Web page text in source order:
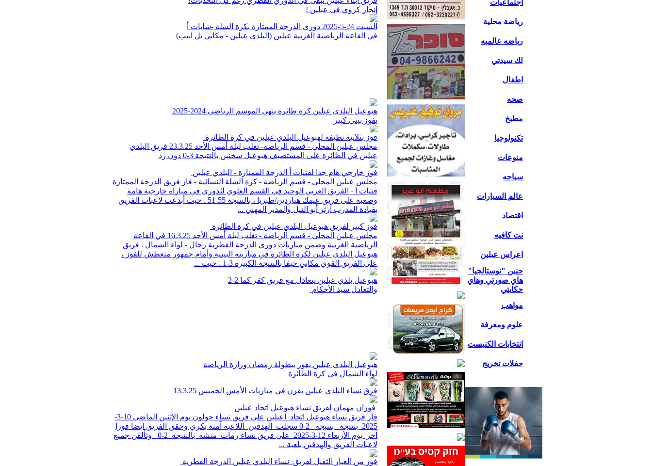
اجتماعيات
رياضة محلية
رياضه عالميه
لك سيدتي
اطفال
صحه
مطبخ
تكنولوجيا
منوعات
سياحه
عالم السيارات
اقتصاد
نت كافيه
اعراس عبلين
حنين "نوستالجيا"
هاي صورتي وهاي
حكايتي
مواهب
علوم ومعرفة
انتخابات الكنيست
حفلات تخريج
إنجاز كروي في عبلين !
السبت 24-5-2025 دوري الدرجة الممتازة بكرة السلة -شابات أ
في القاعة الرياضية الغربية عبلين (البلدي عبلين - مكابي تل ابيب)
هبوعيل البلدي عبلين كرة طائرة ينهي الموسم الرياضي 2024-2025
بفوز بيتي كبير
فوز بثلاثية نظيفة لهبوعيل البلدي عبلين في كرة الطائرة
مجلس عبلين المحلي - قسم الرياضة- تغلب ليلة أمس الأحد 23.3.25 فريق البلدي
عبلين في الطائرة على المستضيف هبوعيل سخنين بالنتيجة 3-0 دون رد
فوز خارجي هام جدا لفتيات أ الدرجة الممتازة - البلدي عبلين
مجلس عبلين المحلي - قسم الرياضة - كرة السلة النسائية - فاز فريق الدرجة الممتازة
فتيات أ - الفريق العربي الوحيد في القسم العلوي للدوري في مباراة خارجية هامة
وصعبة على فريق عيمك هياردين/طبريا ، بالنتيجة 55-51 . حيث أبدعت لاعبات الفريق
بقيادة المدرب آرثر أبو النيل والمدير المهني ...
فوز كبير لفريق هبوعيل البلدي عبلين في كرة الطائرة
مجلس عبلين المحلي - قسم الرياضة - تغلب ليلة أمس الأحد 16.3.25 في القاعة
الرياضية الغربية وضمن مباريات دوري الدرجة القطرية رجال - لواء الشمال . فريق
هبوعيل البلدي عبلين لكرة الطائرة في مباريته البيتية وأمام جمهور متعطش للفوز ،
على الفريق القوي مكابي حيفا بالنتيجة الكبيرة 3-1 . حيث ...
هبوعيل بلدي عبلين يتعادل مع فريق كفر كما 2-2
والتعادل سيد الأحكام
هبوعيل البلدي عبلين يفوز ببطولة رمضان وزارة الرياضة
لواء الشمال في كرة الطائرة
فرق نساء البلدي عبلين يفزن في مباريات الأمس الخميس 13.3.25
فوزان مهمان لفريق نساء هبوعيل اتحاد عبلين
فاز فريق نساء هبوعيل اتحاد اعبلين على فريق نساء حولون يوم الإثنين الماضي 10-3-
2025 بنتيجة بنتيجه 2-0 سجلت الهدفين اللاعبه آمنه بكري وحقق الفريق ايضا فوزا
آخر يوم الأربعاء 12-3-2025 على فريق نساء رمات منشه بالنتيجه 2-0 وتألقن جميع
لاعبات الفريق والهدفين بلعبة ...
فوز من العيار الثقيل لفريق نساء البلدي عبلين الدرجة القطرية